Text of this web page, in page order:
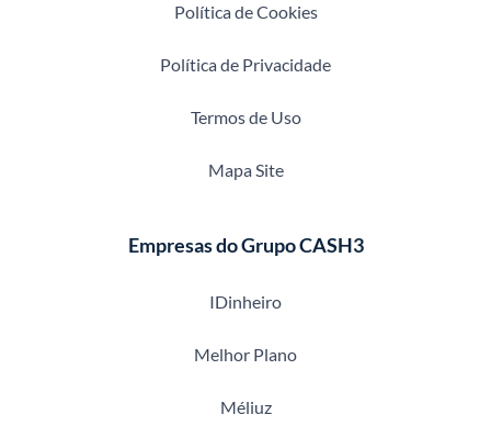
Política de Cookies
Política de Privacidade
Termos de Uso
Mapa Site
Empresas do Grupo CASH3
IDinheiro
Melhor Plano
Méliuz